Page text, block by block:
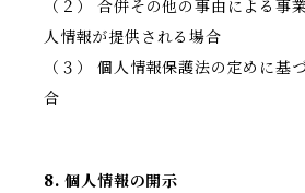
（２） 合併その他の事由による事
人情報が提供される場合
（３） 個人情報保護法の定めに基
合
8. 個人情報の開示